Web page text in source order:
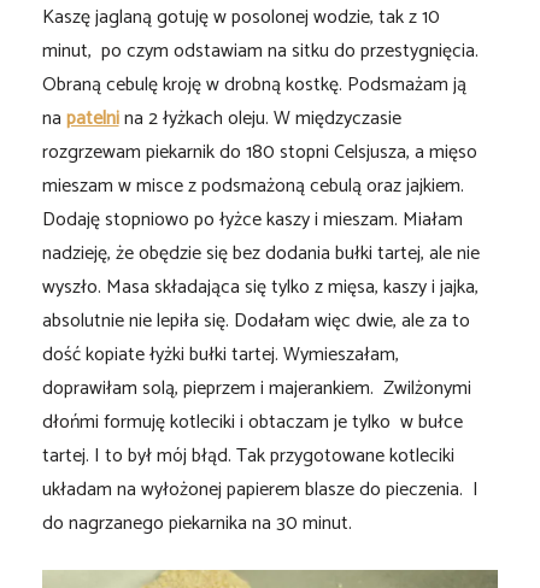
Kaszę jaglaną gotuję w posolonej wodzie, tak z 10
minut, po czym odstawiam na sitku do przestygnięcia.
Obraną cebulę kroję w drobną kostkę. Podsmażam ją
napatelnina 2 łyżkach oleju. W międzyczasie
rozgrzewam piekarnik do 180 stopni Celsjusza, a mięso
mieszam w misce z podsmażoną cebulą oraz jajkiem.
Dodaję stopniowo po łyżce kaszy i mieszam. Miałam
nadzieję, że obędzie się bez dodania bułki tartej, ale nie
wyszło. Masa składająca się tylko z mięsa, kaszy i jajka,
absolutnie nie lepiła się. Dodałam więc dwie, ale za to
dość kopiate łyżki bułki tartej. Wymieszałam,
doprawiłam solą, pieprzem i majerankiem. Zwilżonymi
dłońmi formuję kotleciki i obtaczam je tylko w bułce
tartej. I to był mój błąd. Tak przygotowane kotleciki
układam na wyłożonej papierem blasze do pieczenia. I
do nagrzanego piekarnika na 30 minut.